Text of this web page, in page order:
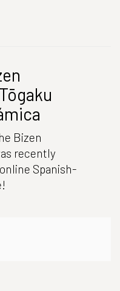
Bizen
recently
Spanish-